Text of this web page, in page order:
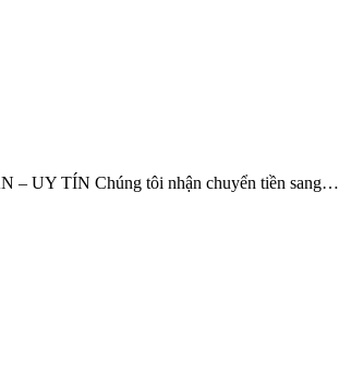
– UY TÍN Chúng tôi nhận chuyển tiền sang…